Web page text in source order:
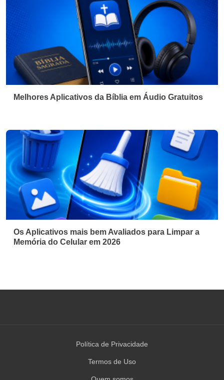
Melhores Aplicativos da Bíblia em Áudio Gratuitos
Os Aplicativos mais bem Avaliados para Limpar a
Memória do Celular em 2026
Política de Privacidade
Termos de Uso